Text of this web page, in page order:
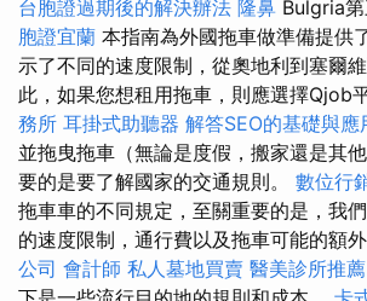
台胞證過期後的解決辦法 隆鼻 Bulgria第
胞證宜蘭 本指南為外國拖車做準備提供
示了不同的速度限制，從奧地利到塞爾
此，如果您想租用拖車，則應選擇Qjob
務所 耳掛式助聽器 解答SEO的基礎與應
並拖曳拖車（無論是度假，搬家還是其
要的是要了解國家的交通規則。 數位行
拖車車的不同規定，至關重要的是，我
的速度限制，通行費以及拖車可能的額
公司 會計師 私人墓地買賣 醫美診所推薦